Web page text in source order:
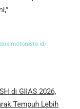
motoresto.id/
di GIIAS 2026,
Tempuh Lebih